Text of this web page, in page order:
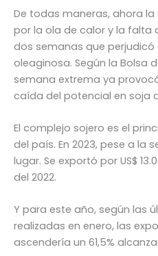
De todas maneras, ahora
por la ola de calor y la falta
dos semanas que perjudicó
oleaginosa. Según la Bolsa
semana extrema ya
caída del potencial en soja
El complejo sojero es el
del país. En 2023, pese a la
lugar. Se exportó por US$
del 2022.
Y para este año, según las
realizadas en enero, las
ascendería un 61,5%